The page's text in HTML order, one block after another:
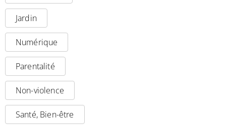
Jardin
Numérique
Parentalité
Non-violence
Santé, Bien-être